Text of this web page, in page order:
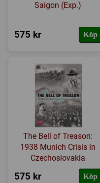
Saigon (Exp.)
575 kr Köp
The Bell of Treason:
1938 Munich Crisis in
Czechoslovakia
575 kr Köp